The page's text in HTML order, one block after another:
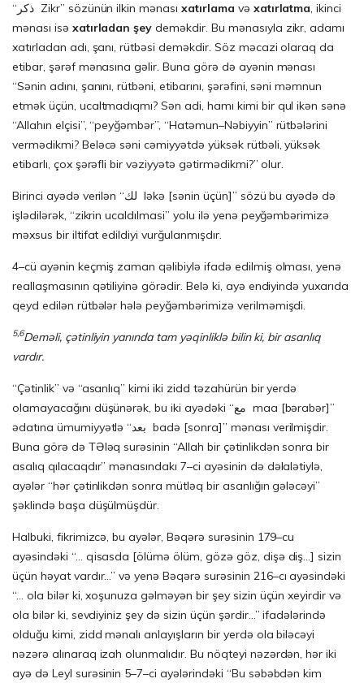
“ذكر Zikr” sözünün ilkin mənasıxatırlama və xatırlatma, ikinci
mənası isə xatırladan şeydeməkdir. Bu mənasıyla zikr, adamı
xatırladan adı, şanı, rütbəsi deməkdir. Söz məcazi olaraq da
etibar, şərəf mənasına gəlir. Buna görə də ayənin mənası
“Sənin adını, şanını, rütbəni, etibarını, şərəfini, səni məmnun
etmək üçün, ucaltmadıqmı? Sən adi, hamı kimi bir qul ikən sənə
“Allahın elçisi”, “peyğəmbər”, “Hatəmun–Nəbiyyin” rütbələrini
vermədikmi? Beləcə səni cəmiyyətdə yüksək rütbəli, yüksək
etibarlı, çox şərəfli bir vəziyyətə gətirmədikmi?” olur.
Birinci ayədə verilən “لك ləkə [sənin üçün]” sözü bu ayədə də
işlədilərək, “zikrin ucaldılmasi” yolu ilə yenə peyğəmbərimizə
məxsus bir iltifat edildiyi vurğulanmışdır.
4–cü ayənin keçmiş zaman qəlibiylə ifadə edilmiş olması, yenə
reallaşmasının qətiliyinə görədir. Belə ki, ayə endiyində yuxarıda
qeyd edilən rütbələr hələ peyğəmbərimizə verilməmişdi.
5,6Deməli, çətinliyin yanında tam yəqinliklə bilin ki, bir asanlıq
vardır.
“Çətinlik” və “asanlıq” kimi iki zidd təzahürün bir yerdə
olamayacağını düşünərək, bu iki ayədəki “مع maa [bərabər]”
ədatına ümumiyyətlə “بعد badə [sonra]” mənası verilmişdir.
Buna görə də TƏləq surəsinin “Allah bir çətinlikdən sonra bir
asalıq qılacaqdır” mənasındakı 7–ci ayəsinin də dəlalətiylə,
ayələr “hər çətinlikdən sonra mütləq bir asanlığın gələcəyi”
şəklində başa düşülmüşdür.
Halbuki, fikrimizcə, bu ayələr, Bəqərə surəsinin 179–cu
ayəsindəki “… qisasda [ölümə ölüm, gözə göz, dişə diş…] sizin
üçün həyat vardır…” və yenə Bəqərə surəsinin 216–cı ayəsindəki
“… ola bilər ki, xoşunuza gəlməyən bir şey sizin üçün xeyirdir və
ola bilər ki, sevdiyiniz şey də sizin üçün şərdir…” ifadələrində
olduğu kimi, zidd mənalı anlayışların bir yerdə ola biləcəyi
nəzərə alınaraq izah olunmalıdır. Bu nöqteyi nəzərdən, hər iki
ayə də Leyl surəsinin 5–7–ci ayələrindəki “Bu səbəbdən kim